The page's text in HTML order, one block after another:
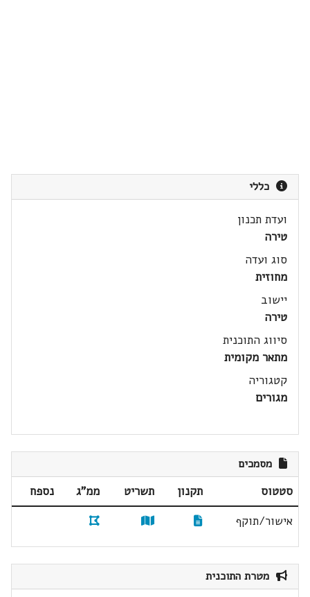
כללי
ועדת תכנון
טירה
סוג ועדה
מחוזית
יישוב
טירה
סיווג התוכנית
מתאר מקומית
קטגוריה
מגורים
מסמכים
סטטוס תקנון תשריט ממ"ג
נספח
אישור/תוקף
מטרת התוכנית